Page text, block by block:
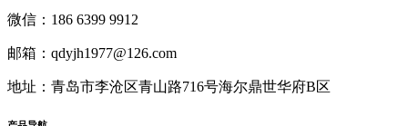
微信：186 6399 9912
邮箱：qdyjh1977@126.com
地址：青岛市李沧区青山路716号海尔鼎世华府B区